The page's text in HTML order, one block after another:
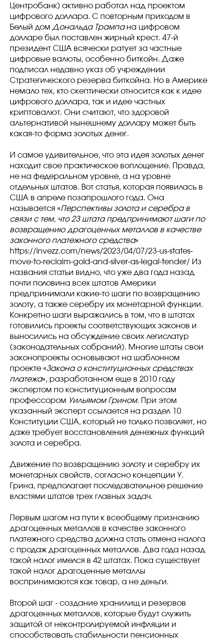
Центробанк) активно работал над проектом
цифрового доллара. С повторным приходом в
Белый дом Дональда Трампана цифровом
долларе был поставлен жирный крест. 47-й
президент США всячески ратует за частные
цифровые валюты, особенно биткойн. Даже
подписал недавно указ об учреждении
Стратегического резерва биткойна. Но в Америке
немало тех, кто скептически относится как к идее
цифрового доллара, так и идее частных
криптовалют. Они считают, что здоровой
альтернативой нынешнему доллару может быть
какая-то форма золотых денег.
И самое удивительное, что эта идея золотых денег
находит свое практическое воплощение. Правда,
не на федеральном уровне, а на уровне
отдельных штатов. Вот статья, которая появилась в
США в апреле позапрошлого года. Она
называется «Перспективы золота и серебра в
связи с тем, что 23 штата предпринимают шаги по
возвращению драгоценных металлов в качестве
законного платежного средства»
https://invezz.com/news/2023/04/07/23-us-states-
move-to-reclaim-gold-and-silver-as-legal-tender/ Из
названия статьи видно, что уже два года назад
почти половина всех штатов Америки
предпринимали какие-то шаги по возвращению
золоту, а также серебру их монетарной функции.
Конкретно шаги выражались в том, что в штатах
готовились проекты соответствующих законов и
выносились на обсуждение своих легислатур
(законодательных собраний). Многие штаты свои
законопроекты основывают на шаблонном
проекте «Закона о конституционных средствах
платежа», разработанном еще в 2010 году
экспертом по конституционным вопросам
профессором Уильямом Грином. При этом
указанный эксперт ссылается на раздел 10
Конституции США, который не только позволяет, но
даже требует восстановления денежных функций
золота и серебра.
Движение по возвращению золоту и серебру их
монетарных свойств, согласно концепции У.
Грина, предполагает последовательное решение
властями штатов трех главных задач.
Первым шагом на пути к всеобщему признанию
драгоценных металлов в качестве законного
платежного средства должна стать отмена налога
с продаж драгоценных металлов. Два года назад
такой налог имелся в 42 штатах. Пока существует
такой налог драгоценные металлы
воспринимаются как товар, а не деньги.
Второй шаг - создание хранилищ и резервов
драгоценных металлов, которые будут служить
защитой от неконтролируемой инфляции и
способствовать стабильности пенсионных